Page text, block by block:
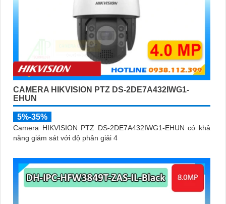
CAMERA HIKVISION PTZ DS-2DE7A432IWG1-
EHUN
5%-35%
Camera HIKVISION PTZ DS-2DE7A432IWG1-EHUN có khả
năng giám sát với độ phân giải 4